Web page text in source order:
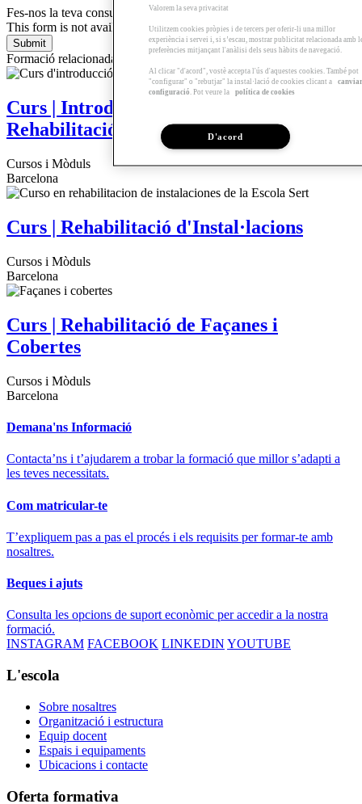
Fes-nos la teva consulta
This form is not available
Formació relacionada
Curs | Introducció a la Gestió Integral en
Rehabilitació Sostenible
Cursos i Mòduls
Barcelona
Curs | Rehabilitació d'Instal·lacions
Cursos i Mòduls
Barcelona
Curs | Rehabilitació de Façanes i
Cobertes
Cursos i Mòduls
Barcelona
Demana'ns Informació
Contacta’ns i t’ajudarem a trobar la formació que millor s’adapti a
les teves necessitats.
Com matricular-te
T’expliquem pas a pas el procés i els requisits per formar-te amb
nosaltres.
Beques i ajuts
Consulta les opcions de suport econòmic per accedir a la nostra
formació.
INSTAGRAM FACEBOOK LINKEDIN YOUTUBE
L'escola
Sobre nosaltres
Organització i estructura
Equip docent
Espais i equipaments
Ubicacions i contacte
Oferta formativa
Valorem la seva privacitat
Utilitzem cookies pròpies i de tercers per oferir-li una millor
experiència i servei i, si s’escau, mostrar publicitat relacionada amb
preferències mitjançant l'anàlisi dels seus hàbits de navegació.
Al clicar "d'acord", vostè accepta l'ús d'aquestes cookies. També pot
"configurar" o "rebutjar" la instal·lació de cookies clicant a
canviar
configuració . Pot veure la política de cookies
D'acord